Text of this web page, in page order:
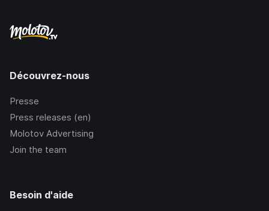
Découvrez-nous
Presse
Press releases (en)
Molotov Advertising
Join the team
Besoin d'aide